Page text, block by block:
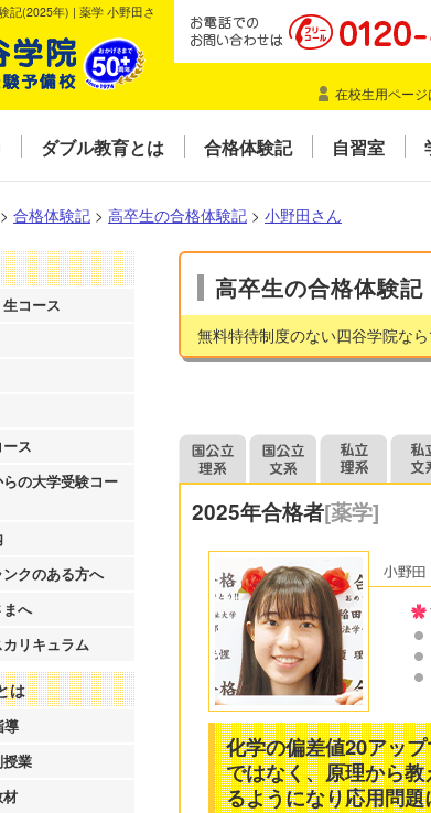
記(2025年) | 薬学 小野田さ
在校生用ページ
ダブル教育とは 合格体験記 自習室
> 合格体験記 > 高卒生の合格体験記 > 小野田さん
コース
ス
の大学受験コー
クのある方へ
へ
リキュラム
は
導
業
高卒生の合格体験記
無料特待制度のない四谷学院な
2025年合格者[薬学]
化学の偏差値20アッ
ではなく、原理から
るようになり応用問